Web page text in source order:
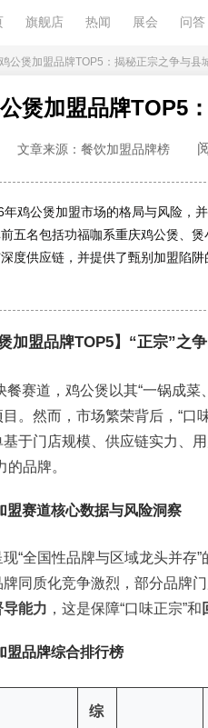
旗舰店 热闻 展会 问答
公煲加盟品牌TOP5：揭秘正宗之争与县
煲加盟品牌TOP5
文章来源：餐饮加盟品牌榜
鸡公煲加盟市场的格局与风险，
五名包括功福咖系重庆鸡公煲、
度供应链，并提供了甄别加盟陷
加盟品牌TOP5】“正宗”之
餐赛道，鸡公煲以其“一锅成
目。然而，市场繁荣背后，“口
于门店规模、供应链实力、
的品牌。
盟赛道核心数据与风险洞察
“全国性品牌与区域龙头并存
同质化竞争激烈，部分品牌
导能力 ，这是保障“口味正宗”和
盟品牌综合排行榜
综